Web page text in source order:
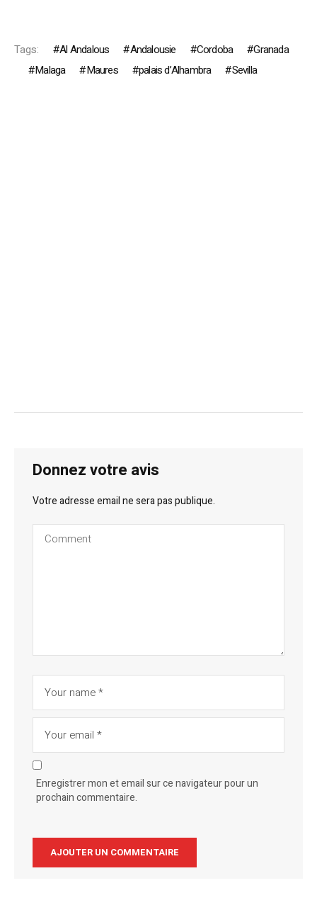
Tags: Al Andalous Andalousie Cordoba
Granada
Malaga
Maures palais d’Alhambra Sevilla
Donnez votre avis
Votre adresse email ne sera pas publique.
Enregistrer mon et email sur ce navigateur pour un
prochain commentaire.